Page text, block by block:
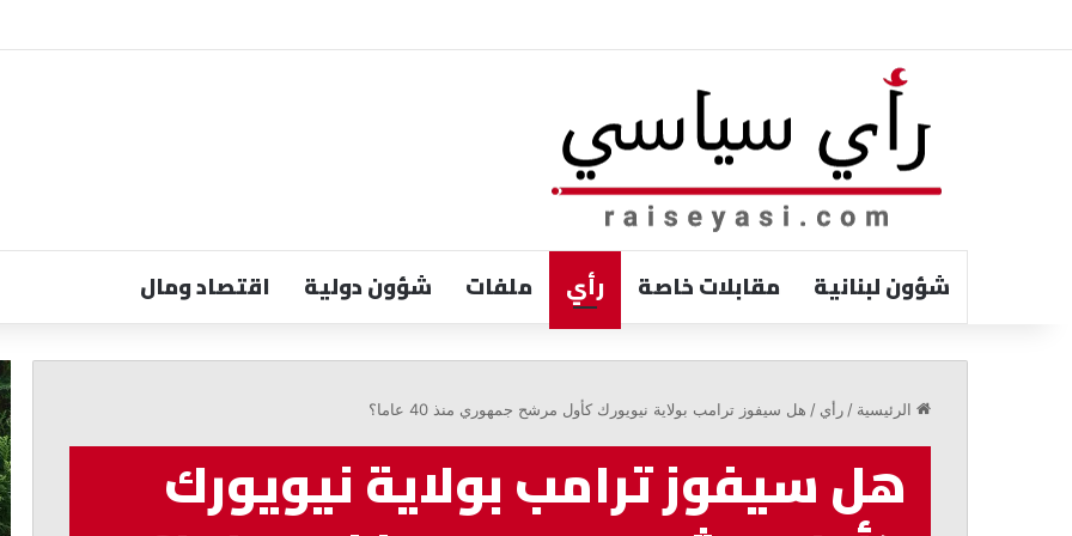
شؤون لبنانية مقابلات خاصة رأي ملفات شؤون دولية اقتصاد ومال
الرئيسية / رأي / هل سيفوز ترامب بولاية نيويورك كأول مرشح جمهوري منذ 40 عاما؟
هل سيفوز ترامب بولاية نيويورك
اقتراح
قانون
لتنظيم
وسطاء
التأمين
النار
أولوية
والعفو
مرشح